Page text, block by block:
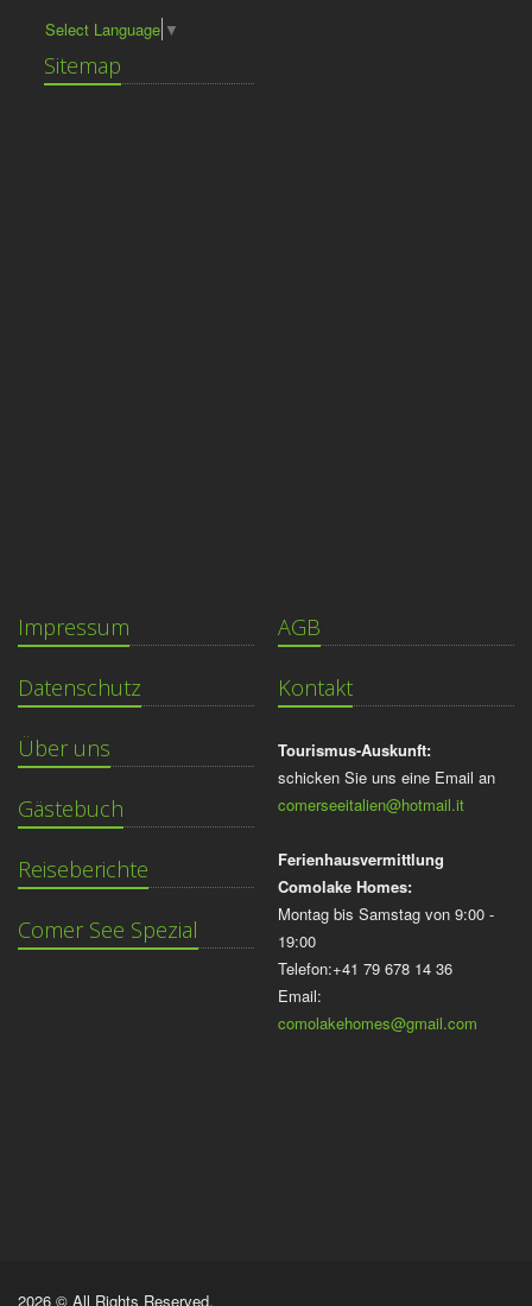
Select Language ▼
Sitemap
Impressum
Datenschutz
Über uns
Gästebuch
Reiseberichte
Comer See Spezial
AGB
Kontakt
Tourismus-Auskunft:
schicken Sie uns eine Email an
comerseeitalien@hotmail.it
Ferienhausvermittlung
Comolake Homes:
Montag bis Samstag von 9:00 -
19:00
Telefon:+41 79 678 14 36
Email:
comolakehomes@gmail.com
2026 © All Rights Reserved.